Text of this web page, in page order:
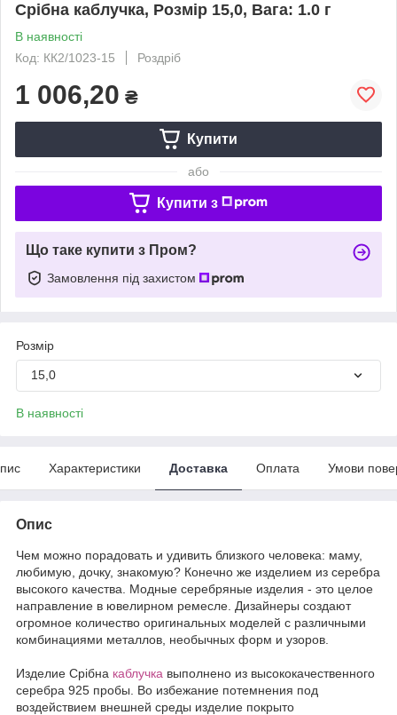
Срібна каблучка, Розмір 15,0, Вага: 1.0 г
В наявності
Код: КК2/1023-15
Роздріб
1 006,20 ₴
Купити
або
Купити з
Що таке купити з Пром?
Замовлення під захистом
Розмір
15,0
В наявності
Характеристики Доставка Оплата Умови
Опис
Чем можно порадовать и удивить близкого человека: маму,
любимую, дочку, знакомую? Конечно же изделием из серебра
высокого качества. Модные серебряные изделия - это целое
направление в ювелирном ремесле. Дизайнеры создают
огромное количество оригинальных моделей с различными
комбинациями металлов, необычных форм и узоров.
Изделие Срібна каблучка выполнено из высококачественного
серебра 925 пробы. Во избежание потемнения под
воздействием внешней среды изделие покрыто